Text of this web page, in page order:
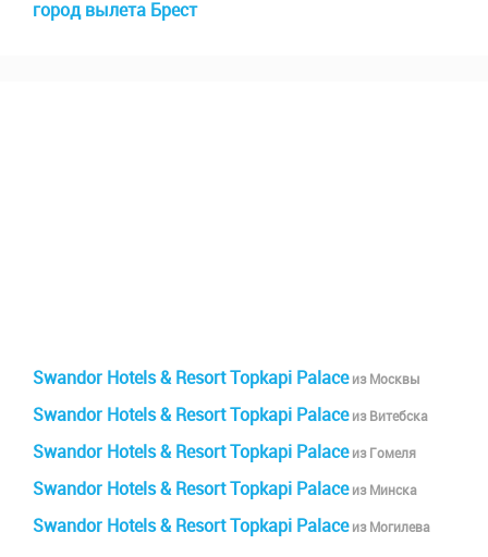
город вылета Брест
Swandor Hotels & Resort Topkapi Palaceиз Москвы
Swandor Hotels & Resort Topkapi Palaceиз Витебска
Swandor Hotels & Resort Topkapi Palaceиз Гомеля
Swandor Hotels & Resort Topkapi Palaceиз Минска
Swandor Hotels & Resort Topkapi Palaceиз Могилева